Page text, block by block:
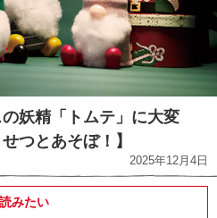
妖精「トムテ」に大変
つとあそぼ！】
2025年12月4日
みたい